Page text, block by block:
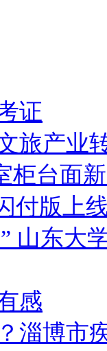
证
旅产业
柜台面
付版上
山东大
感
淄博市